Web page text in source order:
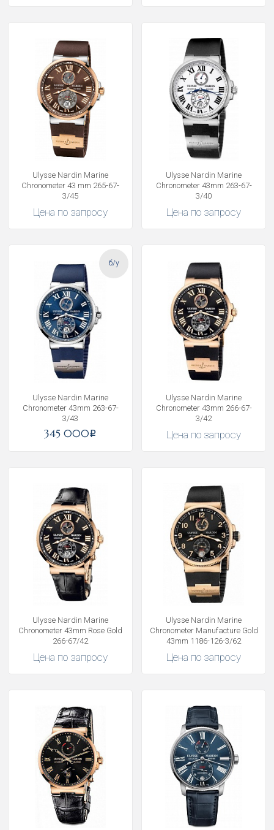
Ulysse Nardin Marine
Chronometer 43 mm 265-67-
3/45
Цена по запросу
Ulysse Nardin Marine
Chronometer 43mm 263-67-
3/40
Цена по запросу
б/у
Ulysse Nardin Marine
Chronometer 43mm 263-67-
3/43
345 000i
Ulysse Nardin Marine
Chronometer 43mm 266-67-
3/42
Цена по запросу
Ulysse Nardin Marine
Chronometer 43mm Rose Gold
266-67/42
Цена по запросу
Ulysse Nardin Marine
Chronometer Manufacture Gold
43mm 1186-126-3/62
Цена по запросу